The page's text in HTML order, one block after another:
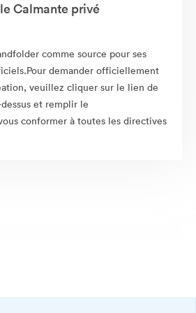
Calmante privé
comme source pour ses
demander officiellement
veuillez cliquer sur le lien de
et remplir le
conformer à toutes les directives